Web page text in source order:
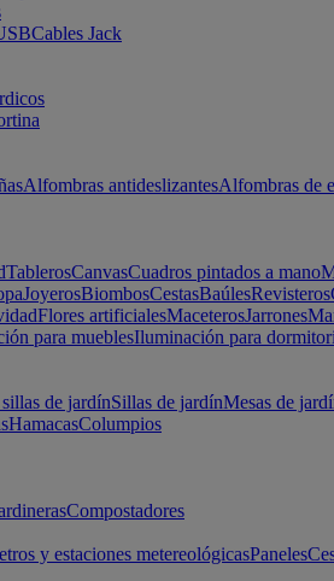
Cables Jack
Alfombras antideslizantesAlfombras de
TablerosCanvasCuadros pintados a mano
JoyerosBiombosCestasBaúlesRevisteros
Flores artificialesMaceterosJarrones
para mueblesIluminación para
de jardínSillas de jardínMesas de
HamacasColumpios
Compostadores
y estaciones metereológicasPaneles